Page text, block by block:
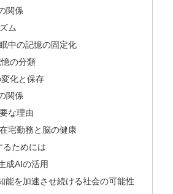
関係
ム
中の記憶の固定化
の分類
化と保存
関係
な理由
宅勤務と脳の健康
るためには
成AIの活用
能を加速させ続ける社会の可能性